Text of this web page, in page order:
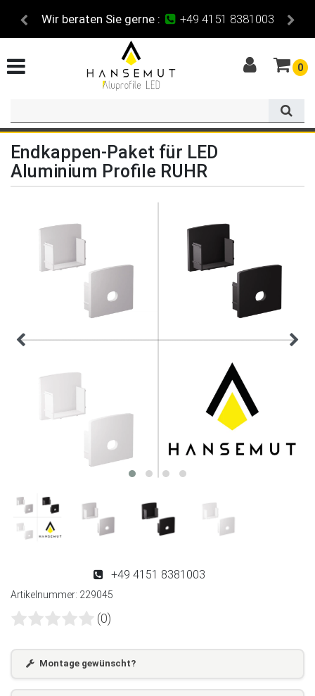
Wir beraten Sie gerne : +49 4151 8381003
0
Endkappen-Paket für LED
Aluminium Profile RUHR
+49 4151 8381003
Artikelnummer: 229045
(0)
Montage gewünscht?